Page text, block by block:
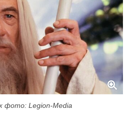
фото: Legion-Media